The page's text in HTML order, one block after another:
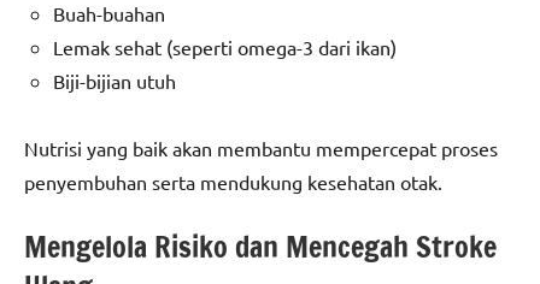
Buah-buahan
Lemak sehat (seperti omega-3 dari ikan)
Biji-bijian utuh
Nutrisi yang baik akan membantu mempercepat proses
penyembuhan serta mendukung kesehatan otak.
Mengelola Risiko dan Mencegah Stroke